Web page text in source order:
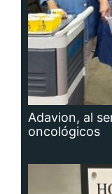
Adavion, al
oncológicos